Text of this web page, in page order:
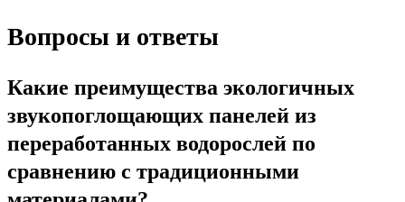
Вопросы и ответы
Какие преимущества экологичных
звукопоглощающих панелей из
переработанных водорослей по
сравнению с традиционными